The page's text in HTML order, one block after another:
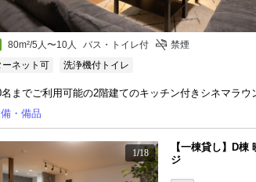
80m²/5人〜10人 バス・トイレ付
禁煙
ーネット可
洗浄機付トイレ
までご利用可能の2階建てのキッチン付きシネマラ
・備品
1/18
【一棟貸し】D
ジ